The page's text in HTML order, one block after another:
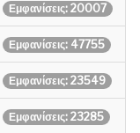
Εμφανίσεις: 20007
Εμφανίσεις: 47755
Εμφανίσεις: 23549
Εμφανίσεις: 23285